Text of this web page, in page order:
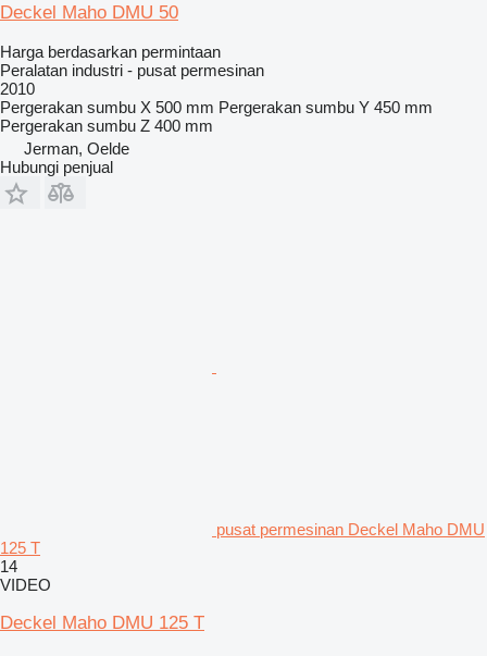
Deckel Maho DMU 50
Harga berdasarkan permintaan
Peralatan industri - pusat permesinan
2010
Pergerakan sumbu X 500 mm Pergerakan sumbu Y 450 mm
Pergerakan sumbu Z 400 mm
Jerman, Oelde
Hubungi penjual
pusat permesinan Deckel Maho DMU
125 T
14
VIDEO
Deckel Maho DMU 125 T